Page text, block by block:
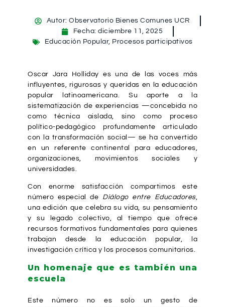
Autor: Observatorio Bienes Comunes UCR
Fecha: diciembre 11, 2025
Educación Popular, Procesos participativos
Oscar Jara Holliday es una de las voces más
influyentes, rigurosas y queridas en la educación
popular latinoamericana. Su aporte a la
sistematización de experiencias —concebida no
como técnica aislada, sino como proceso
político-pedagógico profundamente articulado
con la transformación social— se ha convertido
en un referente continental para educadores,
organizaciones, movimientos sociales y
universidades.
Con enorme satisfacción compartimos este
número especial de Diálogo entre Educadores,
una edición que celebra su vida, su pensamiento
y su legado colectivo, al tiempo que ofrece
recursos formativos fundamentales para quienes
trabajan desde la educación popular, la
investigación crítica y los procesos comunitarios.
Un homenaje que es también una
escuela
Este número no es solo un gesto de